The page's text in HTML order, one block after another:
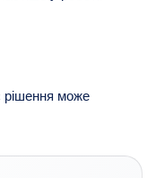
рішення може